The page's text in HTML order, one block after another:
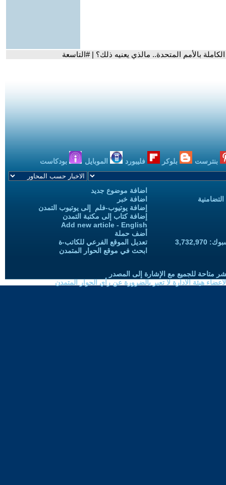
بالأمم المتحدة.. مالذي يعنيه ذلك؟ | #التاسعة
بنترست بلوكر فليبورد الموبايل بودكاست
اضافة موضوع جديد
اضافة خبر
إضافة يوتيوب-فلم إلى يوتيوب التمدن
إضافة كتاب إلى مكتبة التمدن
Add new article - English
أضف حملة
تعديل الموقع الفرعي للكاتب-ة
ابحث في موقع الحوار المتمدن
متاحة للجميع مع الإشارة إلى المصدر
هيئة الادارة لا تعبر بالضرورة عن رأي الحوار المتمدن